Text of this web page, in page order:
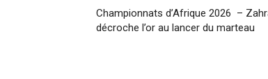
Championnats d’Afrique 2026 –
décroche l’or au lancer du marteau